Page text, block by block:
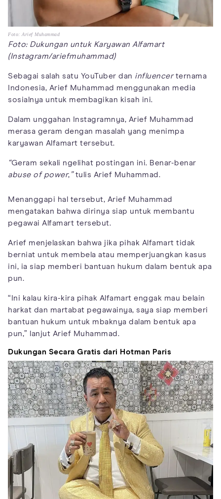
Foto: Arief Muhammad
Foto: Dukungan untuk Karyawan Alfamart
(Instagram/ariefmuhammad)
Sebagai salah satu YouTuber dan influencerternama
Indonesia, Arief Muhammad menggunakan media
sosialnya untuk membagikan kisah ini.
Dalam unggahan Instagramnya, Arief Muhammad
merasa geram dengan masalah yang menimpa
karyawan Alfamart tersebut.
“Geram sekali ngelihat postingan ini. Benar-benar
abuse of power, ”tulis Arief Muhammad.
Menanggapi hal tersebut, Arief Muhammad
mengatakan bahwa dirinya siap untuk membantu
pegawai Alfamart tersebut.
Arief menjelaskan bahwa jika pihak Alfamart tidak
berniat untuk membela atau memperjuangkan kasus
ini, ia siap memberi bantuan hukum dalam bentuk apa
pun.
“Ini kalau kira-kira pihak Alfamart enggak mau belain
harkat dan martabat pegawainya, saya siap memberi
bantuan hukum untuk mbaknya dalam bentuk apa
pun,” lanjut Arief Muhammad.
Dukungan Secara Gratis dari Hotman Paris